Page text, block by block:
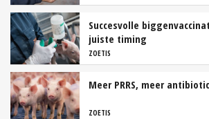
Succesvolle
juiste timing
ZOETIS
Meer PRRS, meer
ZOETIS